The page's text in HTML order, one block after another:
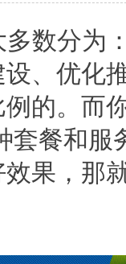
分为：
、优化
的。而
套餐和
果，那